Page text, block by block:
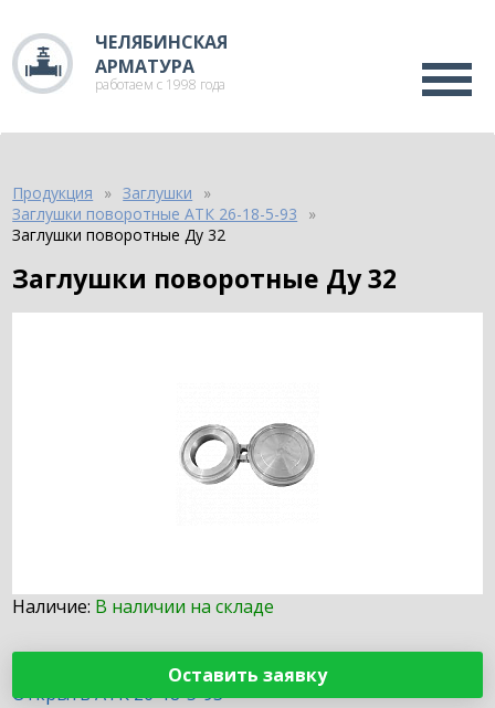
ЧЕЛЯБИНСКАЯ
АРМАТУРА
работаем с 1998 года
Продукция
Заглушки
Заглушки поворотные АТК 26-18-5-93
Заглушки поворотные Ду 32
Заглушки поворотные Ду 32
Наличие: В наличии на складе
Оставить заявку
Открыть АТК 26-18-5-93